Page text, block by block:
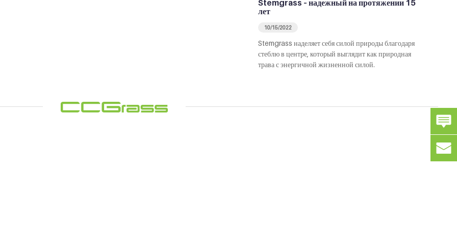
Stemgrass – надежный на протяжении 15
лет
10/15/2022
Stemgrass наделяет себя силой природы благодаря
стеблю в центре, который выглядит как природная
трава с энергичной жизненной силой.